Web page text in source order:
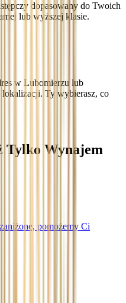
dopasowany do Twoich
lub wyższej klasie.
w Lubomierzu lub
Ty wybierasz, co
Tylko Wynajem
pomożemy Ci